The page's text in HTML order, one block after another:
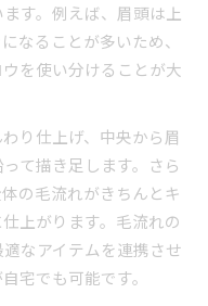
す。例えば、眉頭は上
なることが多いため、
を使い分けることが大
り仕上げ、中央から眉
て描き足します。さら
の毛流れがきちんとキ
上がります。毛流れの
なアイテムを連携させ
宅でも可能です。